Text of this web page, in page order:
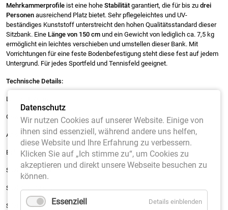
Mehrkammerprofile ist eine hohe Stabilität garantiert, die für bis zu drei
Personen ausreichend Platz bietet. Sehr pflegeleichtes und UV-
beständiges Kunststoff unterstreicht den hohen Qualitätsstandard dieser
Sitzbank. Eine Länge von 150 cm und ein Gewicht von lediglich ca. 7,5 kg
ermöglicht ein leichtes verschieben und umstellen dieser Bank. Mit
Vorrichtungen für eine feste Bodenbefestigung steht diese fest auf jedem
Untergrund. Für jedes Sportfeld und Tennisfeld geeignet.
Technische Details:
Länge: 150 cm
Gewicht: ca. 7,5 kg
Anzahl der Personen: bis zu 3 Personen
Belastbarkeit: 240 kg
Sitztiefe: 37 cm
Sitzhöhe: 42 cm
Sitzfläche: 150 x 37 cm
Datenschutz
Wir nutzen Cookies auf unserer Website. Einige von
ihnen sind essenziell, während andere uns helfen,
diese Website und Ihre Erfahrung zu verbessern.
Klicken Sie auf „Ich stimme zu“, um Cookies zu
akzeptieren und direkt unsere Webseite besuchen zu
können.
Essenziell Details einblenden